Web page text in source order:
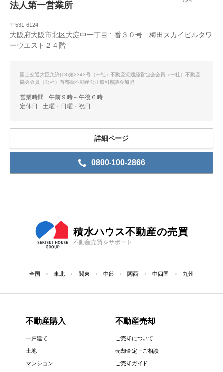
法人第一営業所
〒531-6124
大阪府大阪市北区大淀中一丁目１番３０号 梅田スカイビルタワ
ーウエスト２４階
国土交通大臣免許(13)第2343号（一社）不動産流通経営協会会員（一社）不動産
協会会員（公社）首都圏不動産公正取引協議会加盟
0800-100-2866
営業時間
午前９時～午後６時
定休日
土曜・日曜・祝日
詳細ページ
積水ハウス不動産の売買
不動産売買をサポート
全国 東北 関東 中部 関西 中四国 九州
不動産購入
一戸建て
土地
マンション
不動産売却
ご売却について
売却査定・ご相談
ご売却ガイド